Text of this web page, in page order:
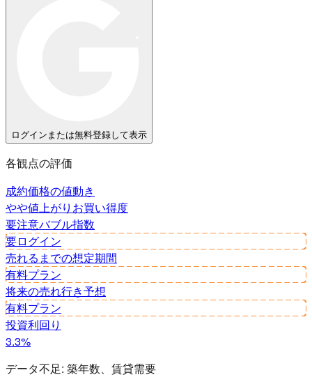
ログインまたは無料登録して表示
各観点の評価
成約価格の値動き
やや値上がり お買い得度
要注意バブル指数
要ログイン
売れるまでの想定期間
有料プラン
将来の売れ行き予想
有料プラン
投資利回り
3.3%
データ不足: 築年数、賃貸需要